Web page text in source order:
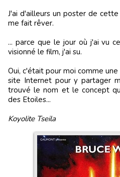
J'ai d'ailleurs un poster de
me fait rêver.
... parce que le jour où j'ai vu
visionné le film, j'ai su.
Oui, c'était pour moi comme
site Internet pour y partager
trouvé le nom et le concept
des Etoiles...
Koyolite Tseila